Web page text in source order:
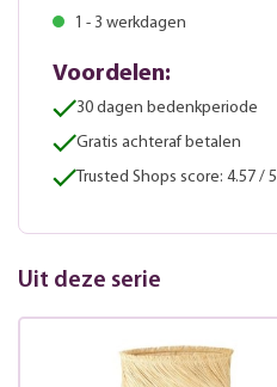
1 - 3 werkdagen
Voordelen:
30 dagen bedenkperiode
Gratis achteraf betalen
Trusted Shops score: 4.57 / 5
Uit deze serie